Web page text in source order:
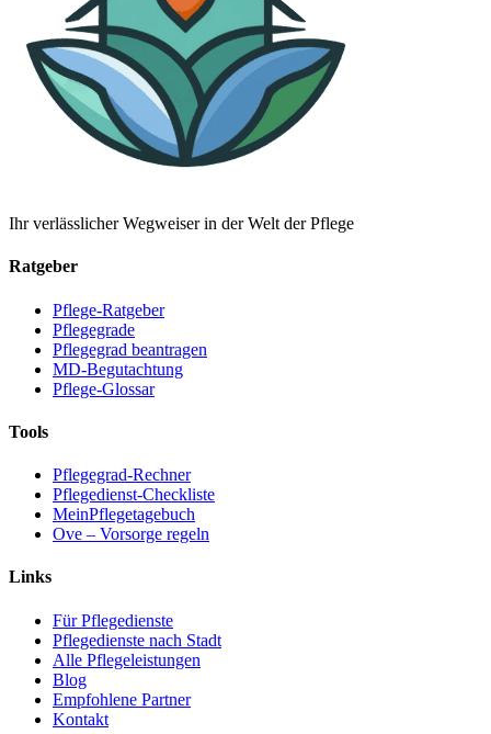
Ihr verlässlicher Wegweiser in der Welt der Pflege
Ratgeber
Pflege-Ratgeber
Pflegegrade
Pflegegrad beantragen
MD-Begutachtung
Pflege-Glossar
Tools
Pflegegrad-Rechner
Pflegedienst-Checkliste
MeinPflegetagebuch
Ove – Vorsorge regeln
Links
Für Pflegedienste
Pflegedienste nach Stadt
Alle Pflegeleistungen
Blog
Empfohlene Partner
Kontakt